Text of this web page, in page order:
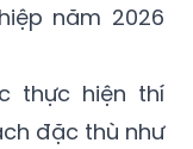
năm 2026
thực hiện thí
đặc thù như